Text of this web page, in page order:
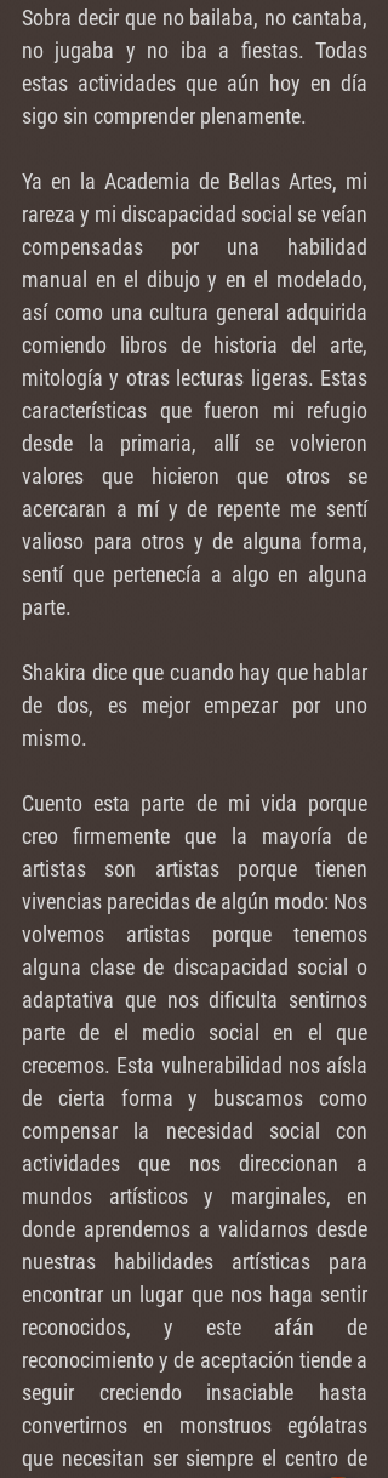
Sobra decir que no bailaba, no cantaba,
no jugaba y no iba a fiestas. Todas
estas actividades que aún hoy en día
sigo sin comprender plenamente.
Ya en la Academia de Bellas Artes, mi
rareza y mi discapacidad social se veían
compensadas por una habilidad
manual en el dibujo y en el modelado,
así como una cultura general adquirida
comiendo libros de historia del arte,
mitología y otras lecturas ligeras. Estas
características que fueron mi refugio
desde la primaria, allí se volvieron
valores que hicieron que otros se
acercaran a mí y de repente me sentí
valioso para otros y de alguna forma,
sentí que pertenecía a algo en alguna
parte.
Shakira dice que cuando hay que hablar
de dos, es mejor empezar por uno
mismo.
Cuento esta parte de mi vida porque
creo firmemente que la mayoría de
artistas son artistas porque tienen
vivencias parecidas de algún modo: Nos
volvemos artistas porque tenemos
alguna clase de discapacidad social o
adaptativa que nos dificulta sentirnos
parte de el medio social en el que
crecemos. Esta vulnerabilidad nos aísla
de cierta forma y buscamos como
compensar la necesidad social con
actividades que nos direccionan a
mundos artísticos y marginales, en
donde aprendemos a validarnos desde
nuestras habilidades artísticas para
encontrar un lugar que nos haga sentir
reconocidos, y este afán de
reconocimiento y de aceptación tiende a
seguir creciendo insaciable hasta
convertirnos en monstruos ególatras
que necesitan ser siempre el centro de